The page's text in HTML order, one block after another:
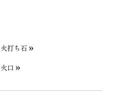
火打ち石
火口